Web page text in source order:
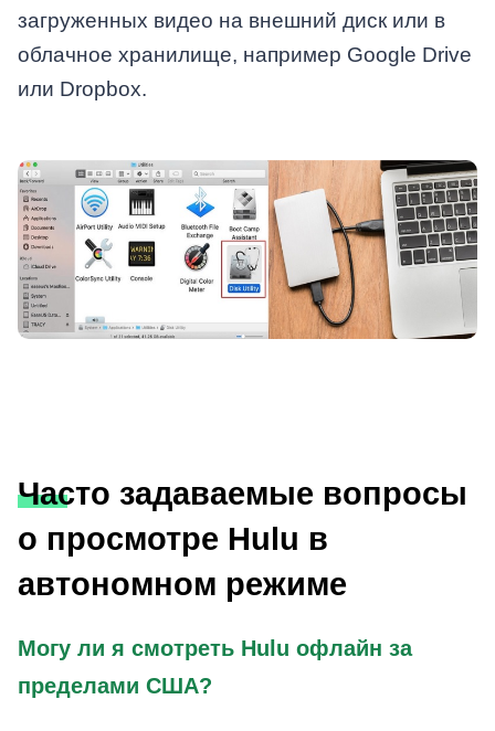
загруженных видео на внешний диск или в
облачное хранилище, например Google Drive
или Dropbox.
Часто задаваемые вопросы
о просмотре Hulu в
автономном режиме
Могу ли я смотреть Hulu офлайн за
пределами США?